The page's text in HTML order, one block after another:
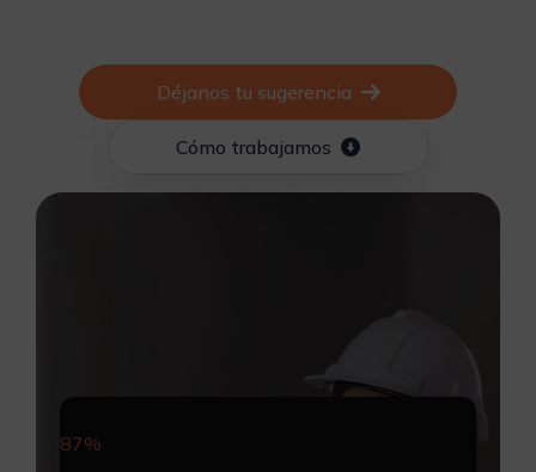
Déjanos tu sugerencia
Cómo trabajamos
87%